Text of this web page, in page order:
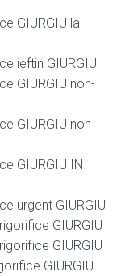
GIURGIU la
ieftin GIURGIU
GIURGIU non-
GIURGIU non
GIURGIU IN
urgent GIURGIU
GIURGIU
GIURGIU
GIURGIU